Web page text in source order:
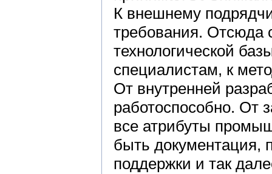
К внешнему
требования. Отсюда
технологической
специалистам, к
От внутренней
работоспособно. От
все атрибуты
быть документация,
поддержки и так